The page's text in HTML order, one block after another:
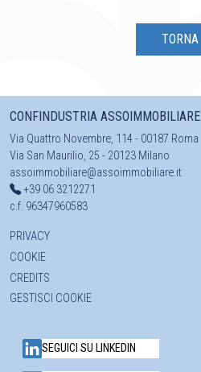
TORNA
CONFINDUSTRIA ASSOIMMOBILIARE
Via Quattro Novembre, 114 - 00187 Roma
Via San Maurilio, 25 - 20123 Milano
assoimmobiliare@assoimmobiliare.it
+39 06 3212271
c.f. 96347960583
PRIVACY
COOKIE
CREDITS
GESTISCI COOKIE
SEGUICI SU LINKEDIN